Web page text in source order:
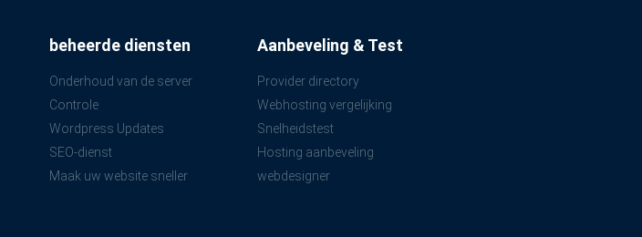
beheerde diensten
Onderhoud van de server
Controle
Wordpress Updates
SEO-dienst
Maak uw website sneller
Aanbeveling & Test
Provider directory
Webhosting vergelijking
Snelheidstest
Hosting aanbeveling
webdesigner